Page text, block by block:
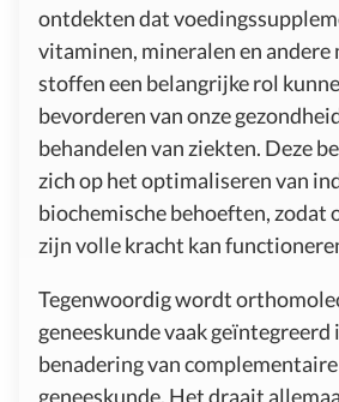
ontdekten dat
vitaminen, mineralen en
stoffen een belangrijke rol
bevorderen van onze
behandelen van ziekten. Deze
zich op het optimaliseren van
biochemische behoeften, zodat
zijn volle kracht kan
Tegenwoordig wordt
geneeskunde vaak geïntegreerd
benadering van
geneeskunde. Het draait